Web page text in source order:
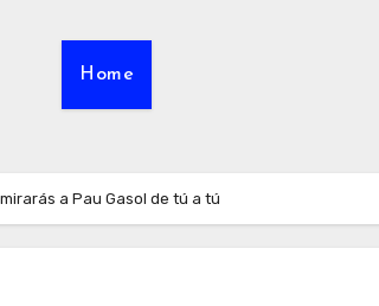
Home
a Pau Gasol de tú a tú